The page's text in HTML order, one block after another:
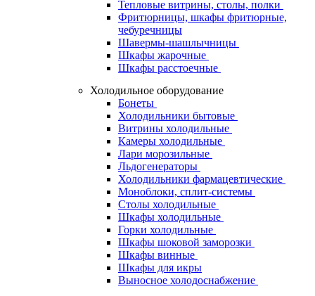
Тепловые витрины, столы, полки
Фритюрницы, шкафы фритюрные,
чебуречницы
Шавермы-шашлычницы
Шкафы жарочные
Шкафы расстоечные
Холодильное оборудование
Бонеты
Холодильники бытовые
Витрины холодильные
Камеры холодильные
Лари морозильные
Льдогенераторы
Холодильники фармацевтические
Моноблоки, сплит-системы
Столы холодильные
Шкафы холодильные
Горки холодильные
Шкафы шоковой заморозки
Шкафы винные
Шкафы для икры
Выносное холодоснабжение